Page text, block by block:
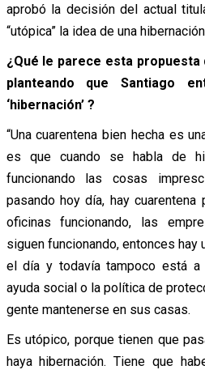
aprobó la decisión del actual
“utópica” la idea de una
¿Qué le parece esta propuesta
planteando que Santiago
‘hibernación’ ?
“Una cuarentena bien hecha es
es que cuando se habla de
funcionando las cosas
pasando hoy día, hay
oficinas funcionando, las
siguen funcionando, entonces
el día y todavía tampoco está
ayuda social o la política de
gente mantenerse en sus casas.
Es utópico, porque tienen que
haya hibernación. Tiene que